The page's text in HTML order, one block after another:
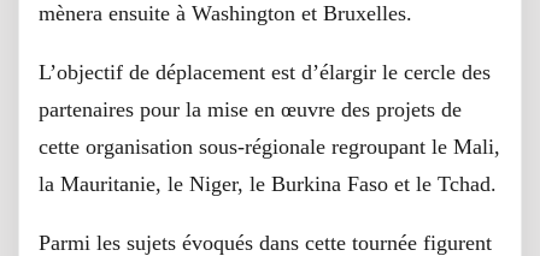
mènera ensuite à Washington et Bruxelles.
L’objectif de déplacement est d’élargir le cercle des
partenaires pour la mise en œuvre des projets de
cette organisation sous-régionale regroupant le Mali,
la Mauritanie, le Niger, le Burkina Faso et le Tchad.
Parmi les sujets évoqués dans cette tournée figurent